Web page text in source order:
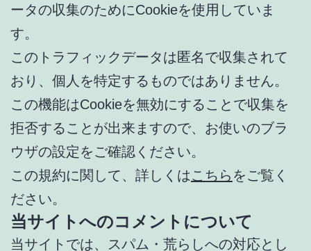
ータの収集のためにCookieを使用していま
す。
このトラフィックデータは匿名で収集されて
おり、個人を特定するものではありません。
この機能はCookieを無効にすることで収集を
拒否することが出来ますので、お使いのブラ
ウザの設定をご確認ください。
この規約に関して、詳しくはこちら をご覧く
ださい。
当サイトへのコメントについて
当サイトでは、スパム・荒らしへの対応とし